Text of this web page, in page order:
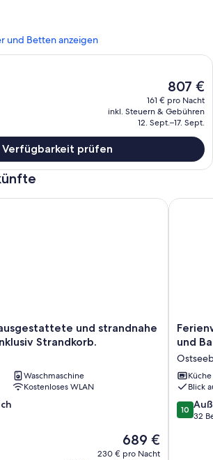
und Betten anzeigen
Der
aktuelle
Preis
beträgt
807 €.
807 €
161 € pro Nacht
inkl. Steuern & Gebühren
12. Sept.–17. Sept.
Verfügbarkeit prüfen
und strandnahe
Strandkorb.
Waschmaschine
Kostenloses WLAN
Der
Preis
689 €
230 € pro Nacht
und strandnahe
mit
1
und
Balkon
und
Küche
Blick
10.0
von
10
32